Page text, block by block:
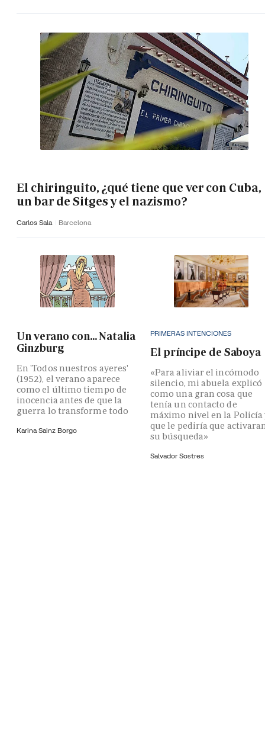
El chiringuito, ¿qué tiene que ver con Cuba,
un bar de Sitges y el nazismo?
Carlos Sala Barcelona
Un verano con... Natalia
Ginzburg
En 'Todos nuestros ayeres'
(1952), el verano aparece
como el último tiempo de
inocencia antes de que la
guerra lo transforme todo
Karina Sainz Borgo
PRIMERAS INTENCIONES
El príncipe de Saboya
«Para aliviar el incómodo
silencio, mi abuela explicó
como una gran cosa que
tenía un contacto de
máximo nivel en la Policía
que le pediría que
su búsqueda»
Salvador Sostres